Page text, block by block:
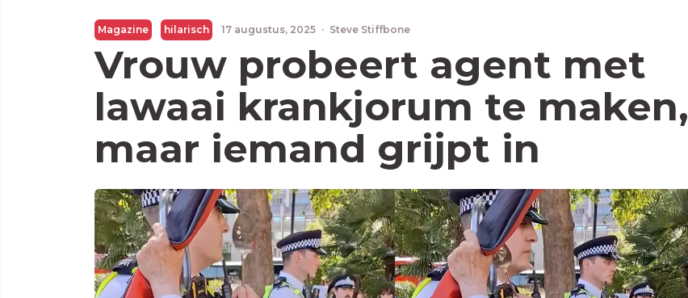
Magazine hilarisch 17 augustus, 2025 · Steve Stiffbone
Vrouw probeert agent met
lawaai krankjorum te maken,
maar iemand grijpt in